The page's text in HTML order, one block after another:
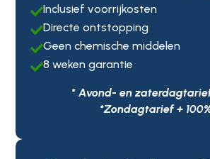
Inclusief voorrijkosten
Directe ontstopping
Geen chemische middelen
8 weken garantie
* Avond- en
*Zondagtarief +